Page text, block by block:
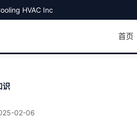
HVAC Inc
首页
识
02-06